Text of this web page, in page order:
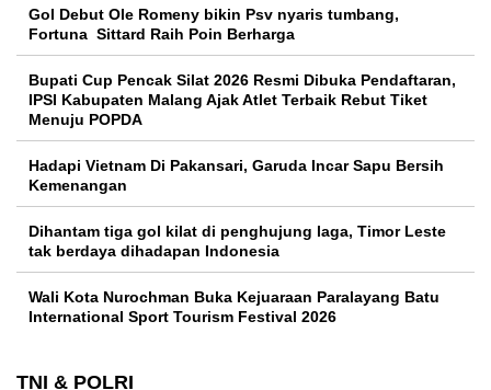
Gol Debut Ole Romeny bikin Psv nyaris tumbang,
Fortuna Sittard Raih Poin Berharga
Bupati Cup Pencak Silat 2026 Resmi Dibuka Pendaftaran,
IPSI Kabupaten Malang Ajak Atlet Terbaik Rebut Tiket
Menuju POPDA
Hadapi Vietnam Di Pakansari, Garuda Incar Sapu Bersih
Kemenangan
Dihantam tiga gol kilat di penghujung laga, Timor Leste
tak berdaya dihadapan Indonesia
Wali Kota Nurochman Buka Kejuaraan Paralayang Batu
International Sport Tourism Festival 2026
TNI & POLRI